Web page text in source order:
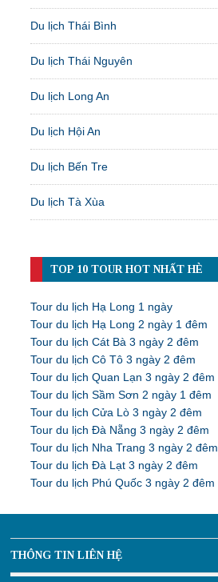
Du lịch Thái Bình
Du lịch Thái Nguyên
Du lịch Long An
Du lịch Hội An
Du lịch Bến Tre
Du lịch Tà Xùa
TOP 10 TOUR HOT NHẤT HÈ
Tour du lịch Hạ Long 1 ngày
Tour du lịch Hạ Long 2 ngày 1 đêm
Tour du lịch Cát Bà 3 ngày 2 đêm
Tour du lịch Cô Tô 3 ngày 2 đêm
Tour du lịch Quan Lạn 3 ngày 2 đêm
Tour du lịch Sầm Sơn 2 ngày 1 đêm
Tour du lịch Cửa Lò 3 ngày 2 đêm
Tour du lịch Đà Nẵng 3 ngày 2 đêm
Tour du lịch Nha Trang 3 ngày 2 đêm
Tour du lịch Đà Lạt 3 ngày 2 đêm
Tour du lịch Phú Quốc 3 ngày 2 đêm
THÔNG TIN LIÊN HỆ